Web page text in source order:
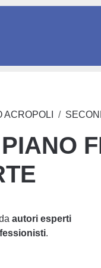
ACROPOLI
autori esperti
.